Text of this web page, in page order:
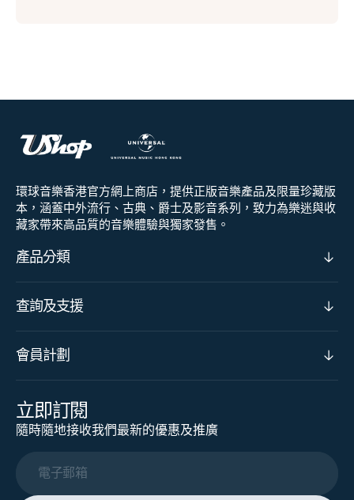
環球音樂香港官方網上商店，提供正版音樂產品及限量珍藏版
本，涵蓋中外流行、古典、爵士及影音系列，致力為樂迷與收
藏家帶來高品質的音樂體驗與獨家發售。
產品分類
查詢及支援
會員計劃
立即訂閱
隨時隨地接收我們最新的優惠及推廣
電子郵箱